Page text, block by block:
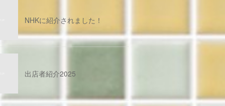
NHKに紹介されました！
出店者紹介2025